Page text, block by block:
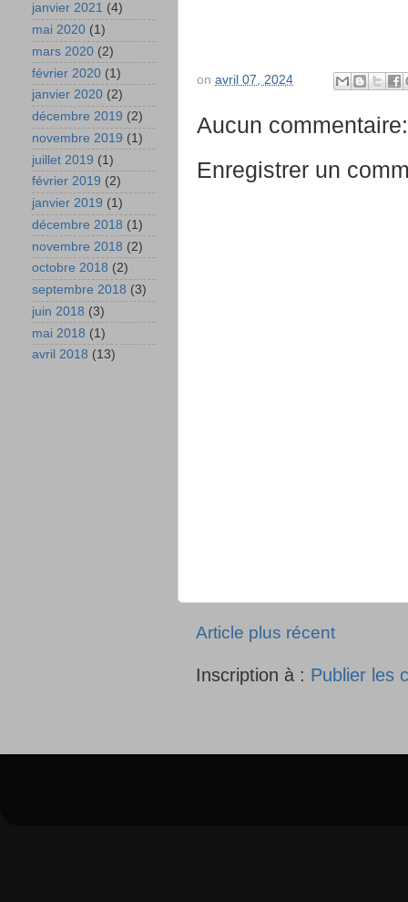
on avril 07, 2024
Aucun commentaire:
Enregistrer un
Article plus récent
Inscription à : Publier les
janvier 2021 (4)
mai 2020 (1)
mars 2020 (2)
février 2020 (1)
janvier 2020 (2)
décembre 2019 (2)
novembre 2019 (1)
juillet 2019 (1)
février 2019 (2)
janvier 2019 (1)
décembre 2018 (1)
novembre 2018 (2)
octobre 2018 (2)
septembre 2018 (3)
juin 2018 (3)
mai 2018 (1)
avril 2018 (13)